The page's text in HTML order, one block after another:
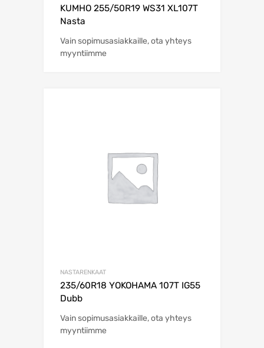
KUMHO 255/50R19 WS31 XL107T
Nasta
Vain sopimusasiakkaille, ota yhteys
myyntiimme
NASTARENKAAT
235/60R18 YOKOHAMA 107T IG55
Dubb
Vain sopimusasiakkaille, ota yhteys
myyntiimme